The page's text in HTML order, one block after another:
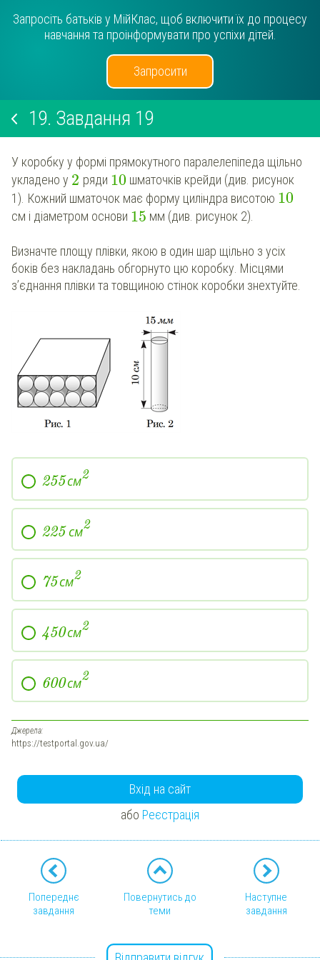
Запросіть батьків у МійКлас, щоб включити їх до процесу
навчання та проінформувати про успіхи дітей.
Запросити
19. Завдання 19
У коробку у формі прямокутного паралелепіпеда щільно
укладено у 2 ряди 10 шматочків крейди (див. рисунок
1). Кожний шматочок має форму циліндра висотою 10
см і діаметром основи 15 мм (див. рисунок 2).
Визначте площу плівки, якою в один шар щільно з усіх
боків без накладань обгорнуто цю коробку. Місцями
з’єднання плівки та товщиною стінок коробки знехтуйте.
255см2
225 см2
75см2
450см2
600см2
Джерела:
https://testportal.gov.ua/
Вхід на сайт
або Реєстрація
Попереднє
завдання
Повернутись до
теми
Наступне
завдання